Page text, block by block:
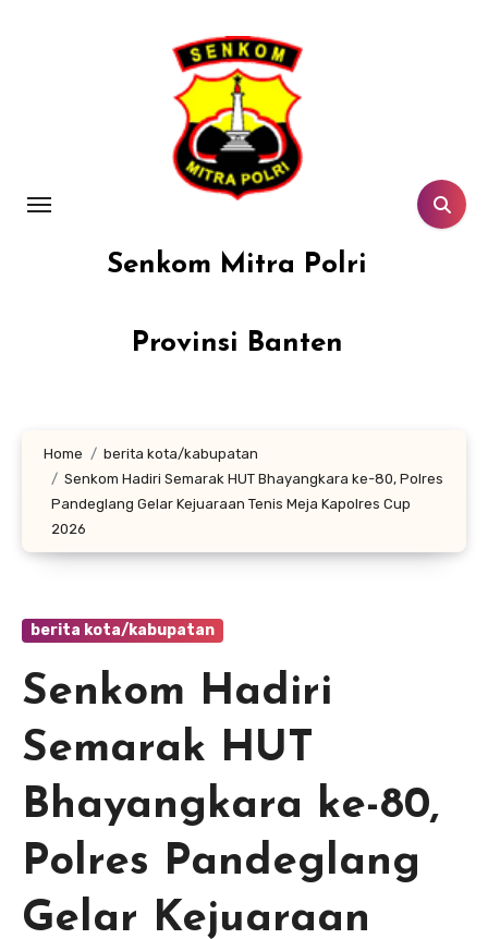
Senkom Mitra Polri
Provinsi Banten
Home
berita kota/kabupatan
Senkom Hadiri Semarak HUT Bhayangkara ke-80, Polres
Pandeglang Gelar Kejuaraan Tenis Meja Kapolres Cup
2026
berita kota/kabupatan
Senkom Hadiri
Semarak HUT
Bhayangkara ke-80,
Polres Pandeglang
Gelar Kejuaraan